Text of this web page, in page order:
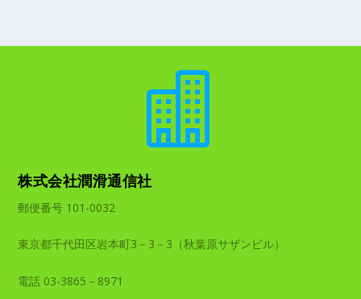

株式会社潤滑通信社
郵便番号 101-0032
東京都千代田区岩本町3－3－3（秋葉原サザンビル）
電話 03-3865－8971